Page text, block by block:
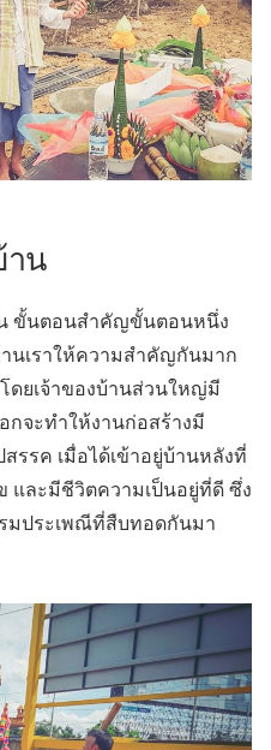
าน
ขั้นตอนสำคัญขั้นตอนหนึ่ง
นเราให้ความสำคัญกันมาก
ดยเจ้าของบ้านส่วนใหญ่มี
กจะทำให้งานก่อสร้างมี
รค เมื่อได้เข้าอยู่บ้านหลังที่
และมีชีวิตความเป็นอยู่ที่ดี ซึ่ง
มประเพณีที่สืบทอดกันมา